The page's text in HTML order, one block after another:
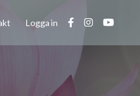
Logga in